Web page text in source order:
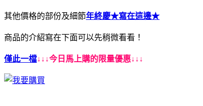
其他價格的部份及細節年終慶★寫在這邊★
商品的介紹寫在下面可以先稍微看看！
僅此一檔↓↓↓今日馬上購的限量優惠↓↓↓